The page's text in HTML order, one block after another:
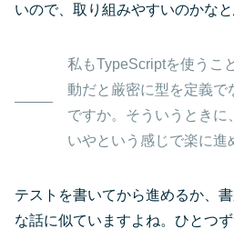
いので、取り組みやすいのかなと
私もTypeScriptを使うこ
動だと厳密に型を定義で
ですか。そういうときに
いやという感じで楽に進
テストを書いてから進めるか、
な話に似ていますよね。ひとつ